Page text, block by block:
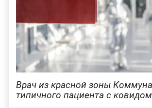
Врач из красной зоны
типичного пациента с ковидом